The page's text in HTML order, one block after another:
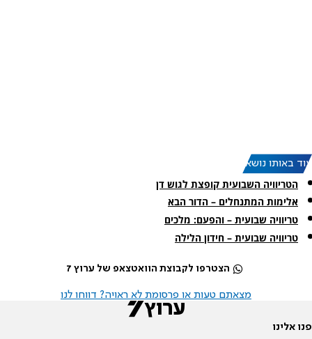
עוד באותו נושא:
הטריוויה השבועית קופצת לגוש דן
אלימות המתנחלים – הדור הבא
טריוויה שבועית – והפעם: מלכים
טריוויה שבועית – חידון הלילה
הצטרפו לקבוצת הוואטצאפ של ערוץ 7
מצאתם טעות או פרסומת לא ראויה? דווחו לנו
פנו אלינו